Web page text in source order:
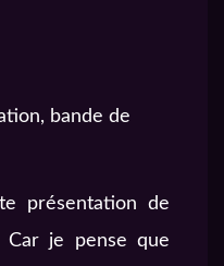
bande de
présentation de
Car je pense que